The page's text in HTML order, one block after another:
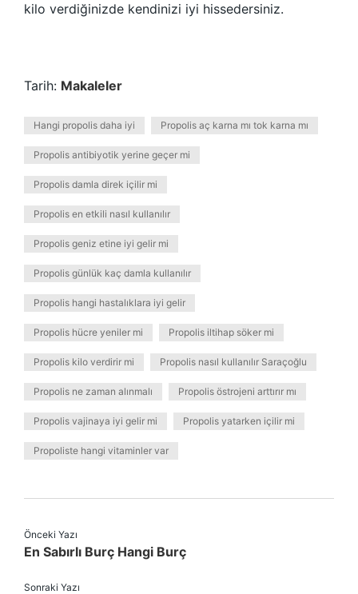
kilo verdiğinizde kendinizi iyi hissedersiniz.
Tarih: Makaleler
Hangi propolis daha iyi Propolis aç karna mı tok karna mı
Propolis antibiyotik yerine geçer mi
Propolis damla direk içilir mi
Propolis en etkili nasıl kullanılır
Propolis geniz etine iyi gelir mi
Propolis günlük kaç damla kullanılır
Propolis hangi hastalıklara iyi gelir
Propolis hücre yeniler mi Propolis iltihap söker mi
Propolis kilo verdirir mi Propolis nasıl kullanılır Saraçoğlu
Propolis ne zaman alınmalı Propolis östrojeni arttırır mı
Propolis vajinaya iyi gelir mi Propolis yatarken içilir mi
Propoliste hangi vitaminler var
Önceki Yazı
En Sabırlı Burç Hangi Burç
Sonraki Yazı